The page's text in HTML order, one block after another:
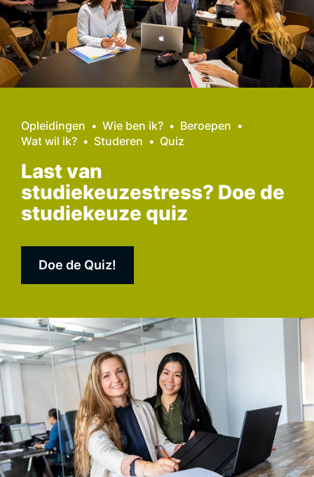
Opleidingen Wie ben ik?
Beroepen
Wat wil ik?
Studeren Quiz
Last van
studiekeuzestress? Doe de
studiekeuze quiz
Doe de Quiz!